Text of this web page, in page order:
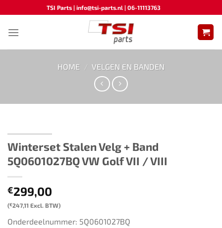
naar
inhoud
TSI Parts | info@tsi-parts.nl | 06-11113763
HOME / VELGEN EN BANDEN
Winterset Stalen Velg + Band
5Q0601027BQ VW Golf VII / VIII
€299,00
(€247,11 Excl. BTW)
Onderdeelnummer: 5Q0601027BQ